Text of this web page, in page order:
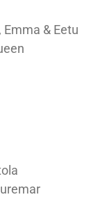
Emma & Eetu